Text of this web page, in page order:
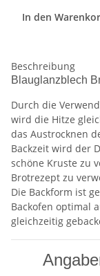
In den
Beschreibung
Blauglanzblech
Durch die
wird die Hitze
das Austrocknen
Backzeit wird der
schöne Kruste zu
Brotrezept zu
Die Backform ist
Backofen optimal
gleichzeitig